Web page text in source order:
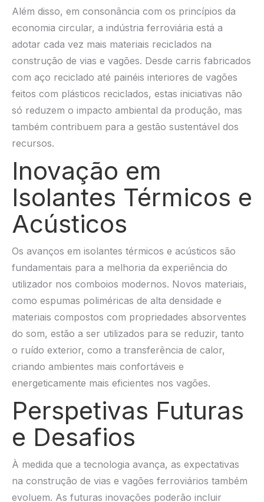
Além disso, em consonância com os princípios da
economia circular, a indústria ferroviária está a
adotar cada vez mais materiais reciclados na
construção de vias e vagões. Desde carris fabricados
com aço reciclado até painéis interiores de vagões
feitos com plásticos reciclados, estas iniciativas não
só reduzem o impacto ambiental da produção, mas
também contribuem para a gestão sustentável dos
recursos.
Inovação em
Isolantes Térmicos e
Acústicos
Os avanços em isolantes térmicos e acústicos são
fundamentais para a melhoria da experiência do
utilizador nos comboios modernos. Novos materiais,
como espumas poliméricas de alta densidade e
materiais compostos com propriedades absorventes
do som, estão a ser utilizados para se reduzir, tanto
o ruído exterior, como a transferência de calor,
criando ambientes mais confortáveis e
energeticamente mais eficientes nos vagões.
Perspetivas Futuras
e Desafios
À medida que a tecnologia avança, as expectativas
na construção de vias e vagões ferroviários também
evoluem. As futuras inovações poderão incluir